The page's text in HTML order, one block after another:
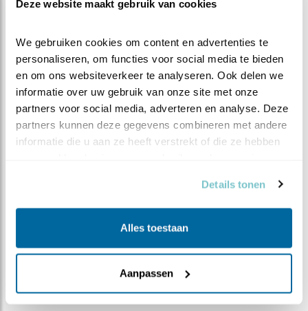
Deze website maakt gebruik van cookies
We gebruiken cookies om content en advertenties te
personaliseren, om functies voor social media te bieden
en om ons websiteverkeer te analyseren. Ook delen we
informatie over uw gebruik van onze site met onze
partners voor social media, adverteren en analyse. Deze
partners kunnen deze gegevens combineren met andere
informatie die u aan ze heeft verstrekt of die ze hebben
Details tonen
Alles toestaan
Aanpassen
STORK, de Engelse naam voor een echte
Nederlandse vogel: de ooievaar. STORK is een
vrijwilligersorganisatie, die zich belangeloos inzet
voor de ooievaars in Nederland. In de jaren zestig
waren de ooievaar in Nederland vrijwel
uitgestorven, door het gebruik van zware
pesticiden zoals DDT. Om de ooievaar te laten
Vogelbescherming Nederland zich sinds 1969 flink
ooievaars lijkt het nu goed te gaan. Het aantal
broedparen neemt weer toe. Bezoek dewebsite